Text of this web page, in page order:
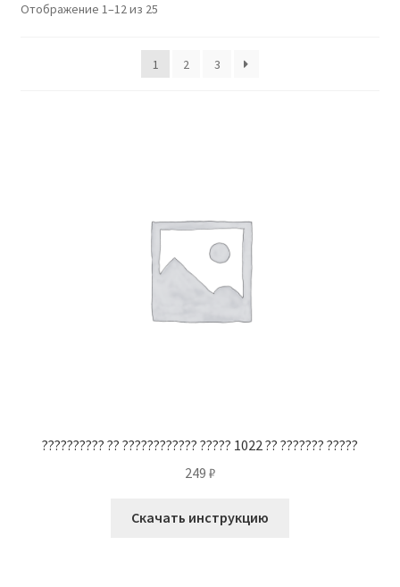
Отображение 1–12 из 25
1 2 3
?????????? ?? ???????????? ????? 1022 ?? ??????? ?????
249 ₽
Скачать инструкцию